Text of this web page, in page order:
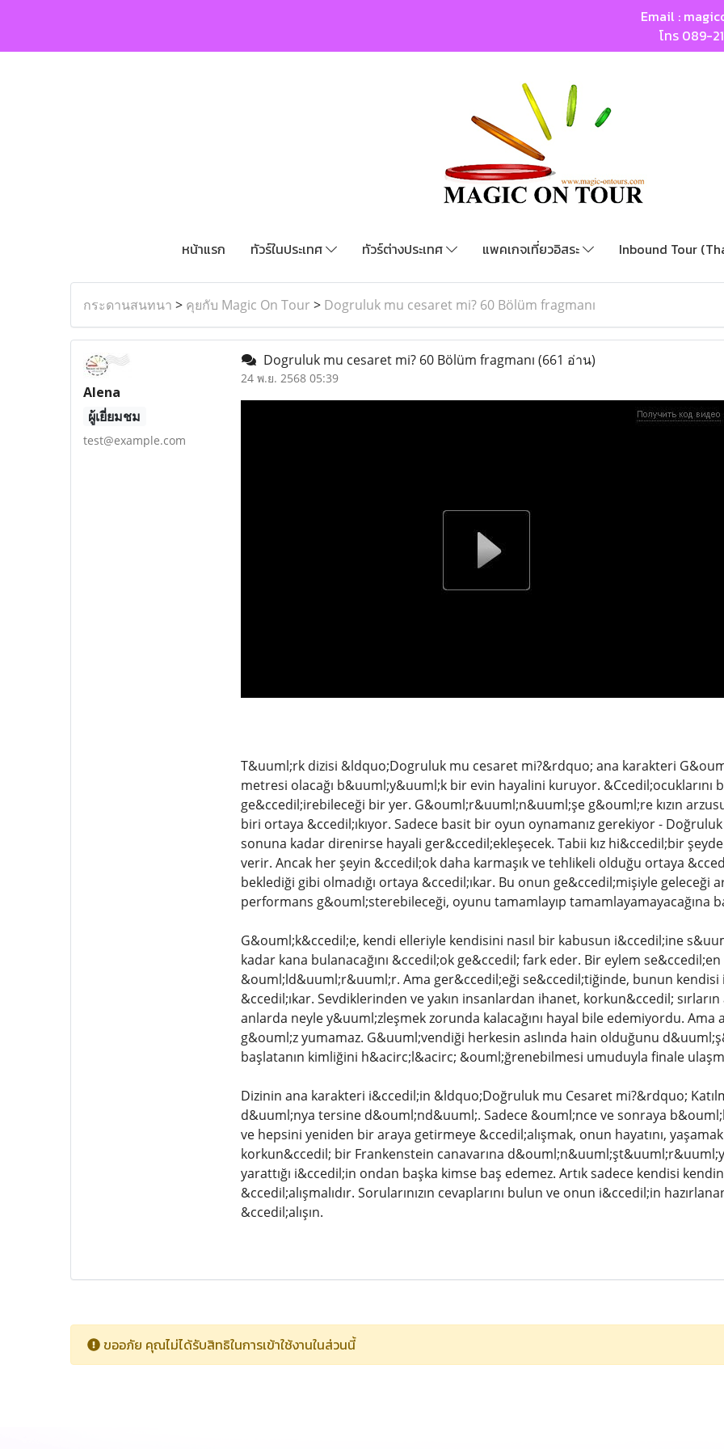
Email :
โทร 089-
หน้าแรก ทัวร์ในประเทศ ทัวร์ต่างประเทศ แพคเกจเที่ยวอิสระ Inbound Tour
กระดานสนทนา > คุยกับ Magic On Tour > Dogruluk mu cesaret mi? 60 Bölüm fragmanı
Alena
ผู้เยี่ยมชม
test@example.com
Dogruluk mu cesaret mi? 60 Bölüm fragmanı (661 อ่าน)
24 พ.ย. 2568 05:39
T&uuml;rk dizisi &ldquo;Dogruluk mu cesaret mi?&rdquo; ana karakteri
metresi olacağı b&uuml;y&uuml;k bir evin hayalini kuruyor. &Ccedil;ocuklarını
ge&ccedil;irebileceği bir yer. G&ouml;r&uuml;n&uuml;şe g&ouml;re kızın
biri ortaya &ccedil;ıkıyor. Sadece basit bir oyun oynamanız gerekiyor -
sonuna kadar direnirse hayali ger&ccedil;ekleşecek. Tabii kız hi&ccedil;bir
verir. Ancak her şeyin &ccedil;ok daha karmaşık ve tehlikeli olduğu ortaya
beklediği gibi olmadığı ortaya &ccedil;ıkar. Bu onun ge&ccedil;mişiyle geleceği
performans g&ouml;sterebileceği, oyunu tamamlayıp tamamlayamayacağına
G&ouml;k&ccedil;e, kendi elleriyle kendisini nasıl bir kabusun i&ccedil;ine
kadar kana bulanacağını &ccedil;ok ge&ccedil; fark eder. Bir eylem
&ouml;ld&uuml;r&uuml;r. Ama ger&ccedil;eği se&ccedil;tiğinde, bunun
&ccedil;ıkar. Sevdiklerinden ve yakın insanlardan ihanet, korkun&ccedil; sırların
anlarda neyle y&uuml;zleşmek zorunda kalacağını hayal bile edemiyordu.
g&ouml;z yumamaz. G&uuml;vendiği herkesin aslında hain olduğunu
başlatanın kimliğini h&acirc;l&acirc; &ouml;ğrenebilmesi umuduyla finale
Dizinin ana karakteri i&ccedil;in &ldquo;Doğruluk mu Cesaret mi?&rdquo;
d&uuml;nya tersine d&ouml;nd&uuml;. Sadece &ouml;nce ve sonraya
ve hepsini yeniden bir araya getirmeye &ccedil;alışmak, onun hayatını,
korkun&ccedil; bir Frankenstein canavarına
yarattığı i&ccedil;in ondan başka kimse baş edemez. Artık sadece kendisi
&ccedil;alışmalıdır. Sorularınızın cevaplarını bulun ve onun i&ccedil;in
&ccedil;alışın.
ขออภัย คุณไม่ได้รับสิทธิในการเข้าใช้งานในส่วนนี้